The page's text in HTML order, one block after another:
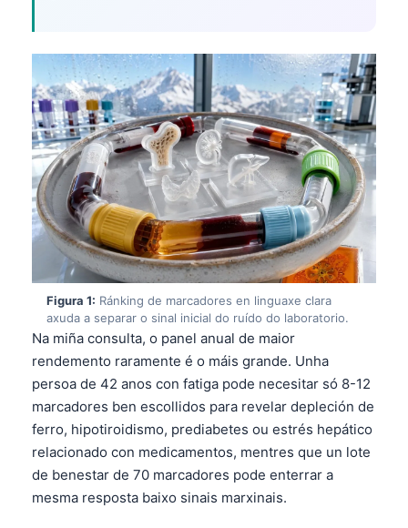
Figura 1: Ránking de marcadores en linguaxe clara
axuda a separar o sinal inicial do ruído do laboratorio.
Na miña consulta, o panel anual de maior
rendemento raramente é o máis grande. Unha
persoa de 42 anos con fatiga pode necesitar só 8-12
marcadores ben escollidos para revelar depleción de
ferro, hipotiroidismo, prediabetes ou estrés hepático
relacionado con medicamentos, mentres que un lote
de benestar de 70 marcadores pode enterrar a
mesma resposta baixo sinais marxinais.